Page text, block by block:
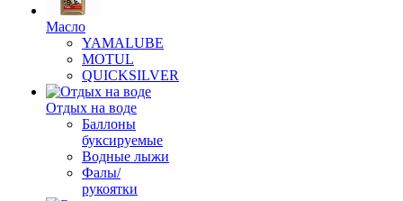
Масло
YAMALUBE
MOTUL
QUICKSILVER
Отдых на воде
Баллоны
буксируемые
Водные лыжи
Фалы/
рукоятки